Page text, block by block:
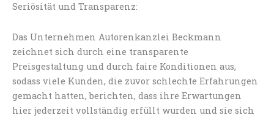
Seriösität und Transparenz:
Das Unternehmen Autorenkanzlei Beckmann
zeichnet sich durch eine transparente
Preisgestaltung und durch faire Konditionen aus,
sodass viele Kunden, die zuvor schlechte Erfahrungen
gemacht hatten, berichten, dass ihre Erwartungen
hier jederzeit vollständig erfüllt wurden und sie sich